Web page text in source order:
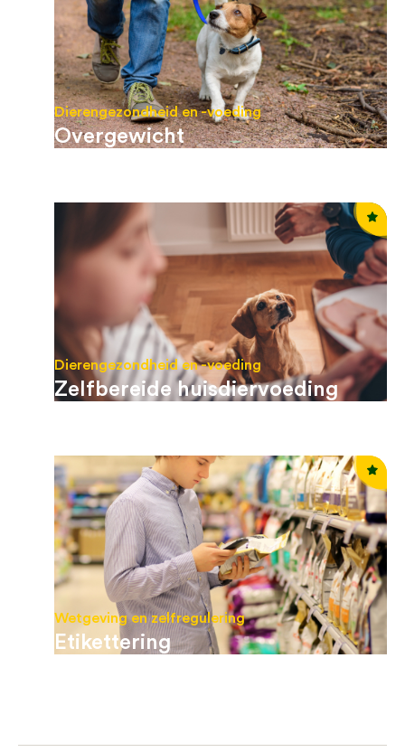
Dierengezondheid en -voeding
Overgewicht
Dierengezondheid en -voeding
Zelfbereide huisdiervoeding
Wetgeving en zelfregulering
Etikettering